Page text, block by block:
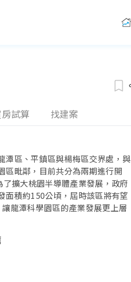
試算 找建案
潭區、平鎮區與楊梅區交界處，與
區毗鄰，目前共分為兩期進行開
擴大桃園半導體產業發展，政府
面積約150公頃，屆時該區將有望
龍潭科學園區的產業發展更上層